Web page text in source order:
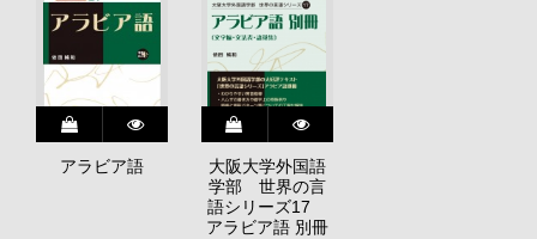
アラビア語
大阪大学外国語
学部 世界の言
語シリーズ17
アラビア語 別冊